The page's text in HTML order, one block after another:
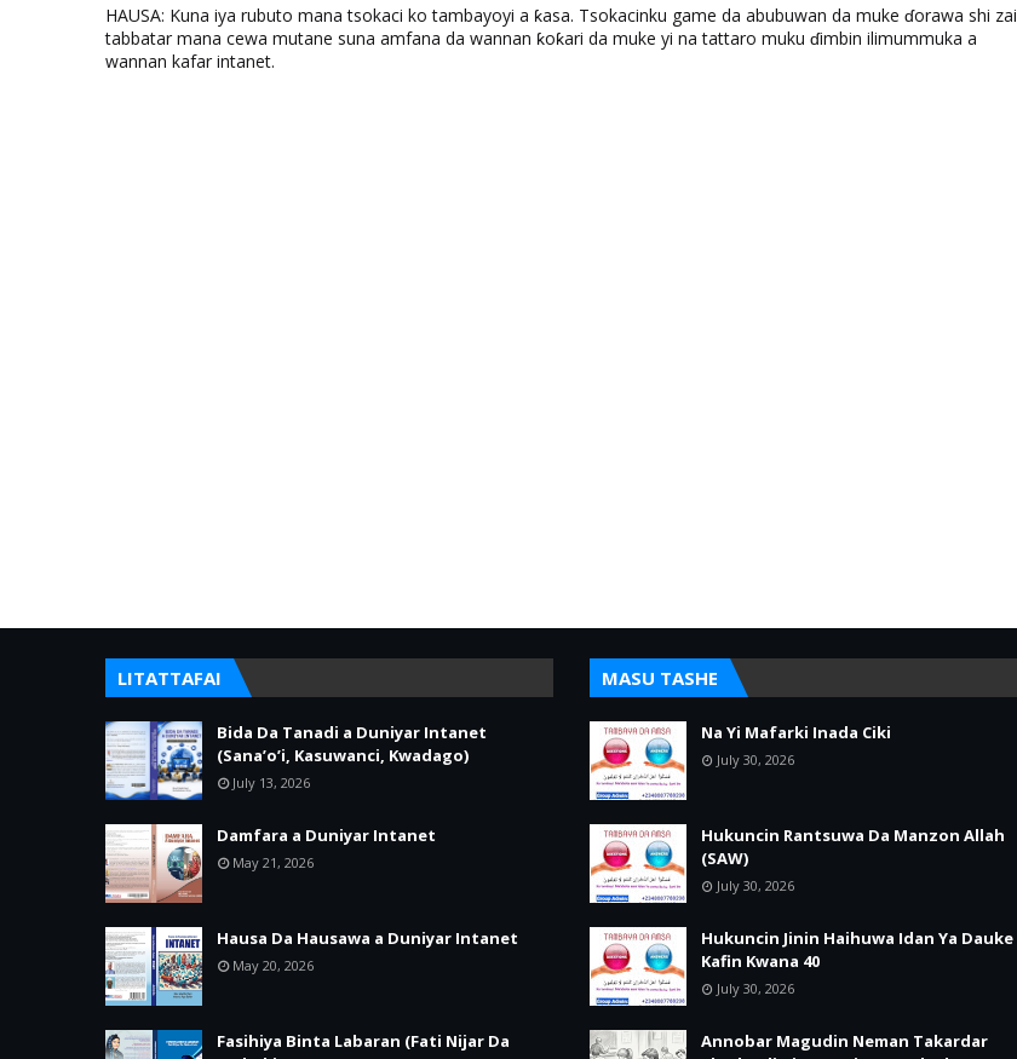
HAUSA: Kuna iya rubuto mana tsokaci ko tambayoyi a ƙasa. Tsokacinku game da abubuwan da muke ɗorawa shi zai
tabbatar mana cewa mutane suna amfana da wannan ƙoƙari da muke yi na tattaro muku ɗimbin ilimummuka a
wannan kafar intanet.
LITATTAFAI
Bida Da Tanadi a Duniyar Intanet
(Sana’o’i, Kasuwanci, Kwadago)
July 13, 2026
Damfara a Duniyar Intanet
May 21, 2026
Hausa Da Hausawa a Duniyar Intanet
May 20, 2026
Fasihiya Binta Labaran (Fati Nijar Da
MASU TASHE
Na Yi Mafarki Inada Ciki
July 30, 2026
Hukuncin Rantsuwa Da Manzon Allah
(SAW)
July 30, 2026
Hukuncin Jinin Haihuwa Idan Ya Dauke
Kafin Kwana 40
July 30, 2026
Annobar Magudin Neman Takardar